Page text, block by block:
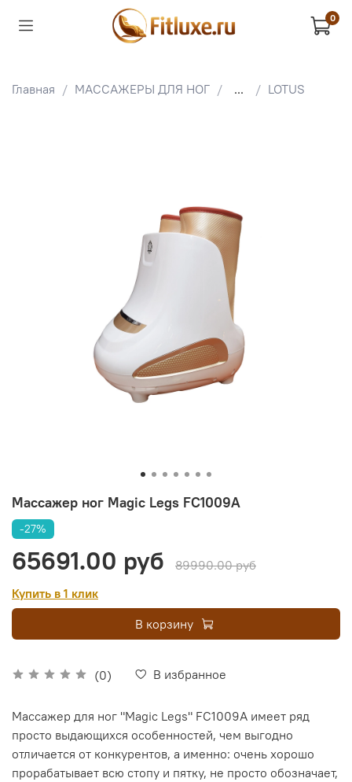
0
Главная МАССАЖЕРЫ ДЛЯ НОГ ... LOTUS
Массажер ног Magic Legs FC1009A
(0) В избранное
-27%
65691.00 руб
89990.00 руб
Купить в 1 клик
В корзину
Массажер для ног "Magic Legs" FC1009A имеет ряд
просто выдающихся особенностей, чем выгодно
отличается от конкурентов, а именно: очень хорошо
прорабатывает всю стопу и пятку, не просто обозначает,